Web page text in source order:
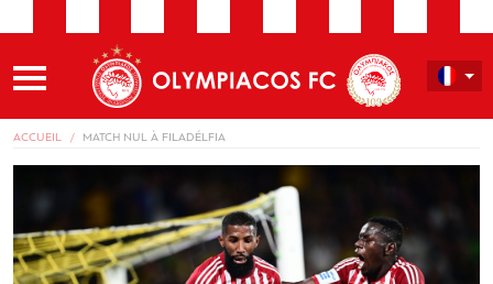
ACCUEIL MATCH NUL À FILADÉLFIA